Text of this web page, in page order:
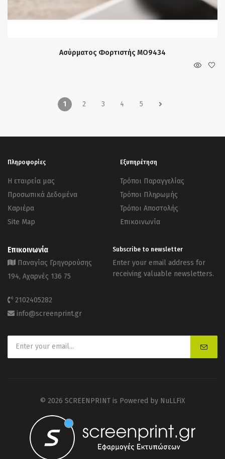
Ασύρματος Φορτιστής MO9434
1 2 3 4 5
Πληροφορίες
Η εταιρεία μας
Προσωπικά Δεδομένα
Καριέρα
Site Map
Εξυπηρέτηση
Τρόποι Παραγγελίας
Τρόποι Πληρωμής
Τρόποι Αποστολής
Επικοινωνία
Επικοινωνία
Παναγίας Γρηγορούσης
194, Αχαρνές 136 75
2102405282
info@screenprint.gr
Subscribe to newsletter
Enter your email address for
receiving valuable newsletters.
© 2026 SCREENPRINT is Powered by NuLLFiX